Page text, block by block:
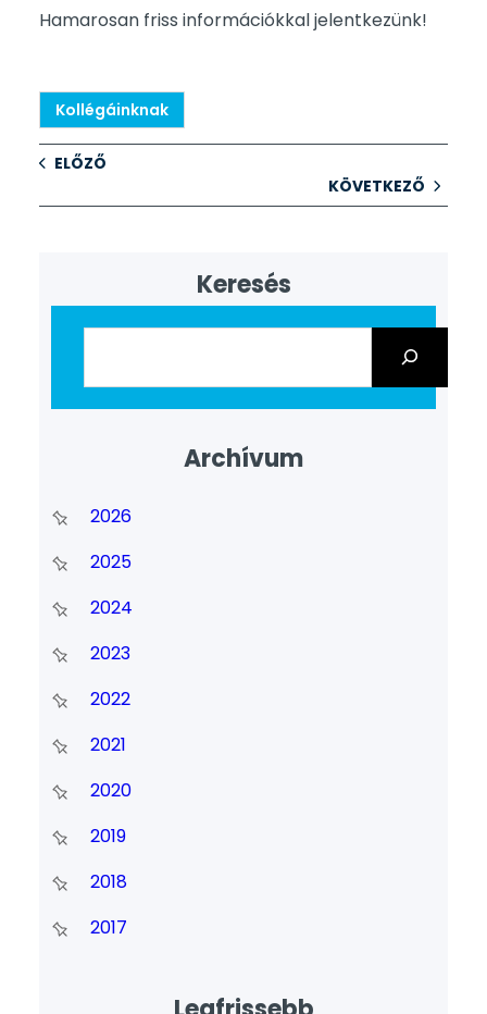
Hamarosan friss információkkal jelentkezünk!
Kollégáinknak
ELŐZŐ
KÖVETKEZŐ
Keresés
Archívum
2026
2025
2024
2023
2022
2021
2020
2019
2018
2017